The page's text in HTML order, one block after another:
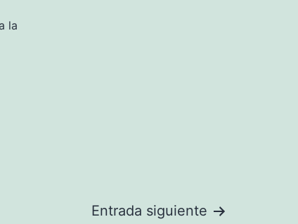
la
Entrada siguiente